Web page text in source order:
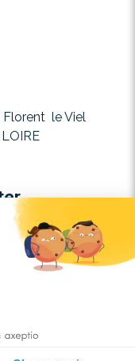
Florent le Viel